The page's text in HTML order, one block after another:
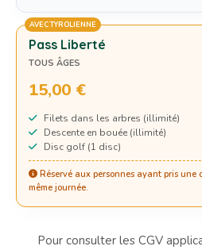
AVEC TYROLIENNE
Pass Liberté
TOUS ÂGES
15,00 €
Filets dans les arbres (illimité)
Descente en bouée (illimité)
Disc golf (1 disc)
Réservé aux personnes ayant pris
même journée.
Pour consulter les CGV